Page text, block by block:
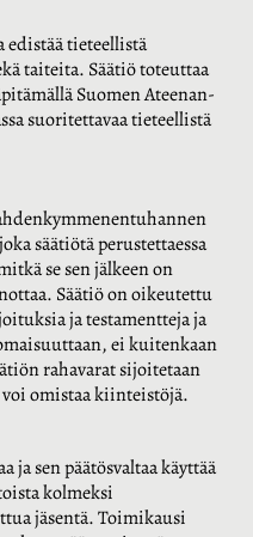
edistää tieteellistä
taiteita. Säätiö toteuttaa
Suomen Ateenan-
suoritettavaa tieteellistä
säätiötä perustettaessa
se sen jälkeen on
Säätiö on oikeutettu
ja testamentteja ja
ei kuitenkaan
rahavarat sijoitetaan
omistaa kiinteistöjä.
ja sen päätösvaltaa käyttää
kolmeksi
jäsentä. Toimikausi